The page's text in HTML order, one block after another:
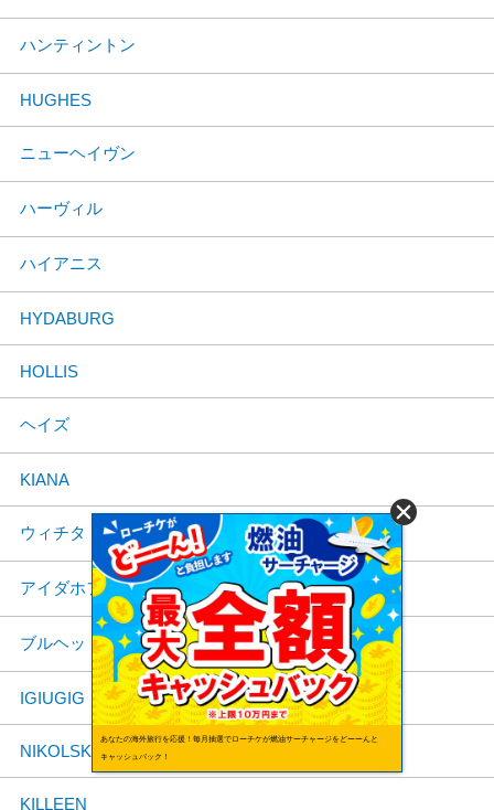
ハンティントン
HUGHES
ニューヘイヴン
ハーヴィル
ハイアニス
HYDABURG
HOLLIS
ヘイズ
KIANA
ウィチタ
アイダホフォールズ
ブルヘッドシティ
IGIUGIG
NIKOLSKI
KILLEEN
あなたの海外旅行を応援！毎月抽選でローチケが燃油サーチャージをどーーんと
キャッシュバック！